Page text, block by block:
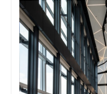
NEWS